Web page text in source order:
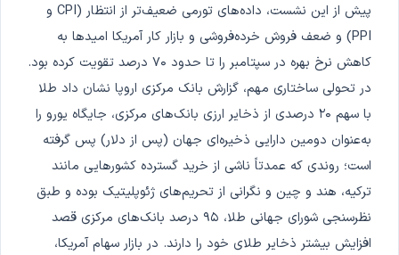
پیش از این نشست، داده‌های تورمی ضعیف‌تر از انتظار (CPI و
PPI) و ضعف فروش خرده‌فروشی و بازار کار آمریکا امیدها به
کاهش نرخ بهره در سپتامبر را تا حدود ۷۰ درصد تقویت کرده بود.
در تحولی ساختاری مهم، گزارش بانک مرکزی اروپا نشان داد طلا
با سهم ۲۰ درصدی از ذخایر ارزی بانک‌های مرکزی، جایگاه یورو را
به‌عنوان دومین دارایی ذخیره‌ای جهان (پس از دلار) پس گرفته
است؛ روندی که عمدتاً ناشی از خرید گسترده کشورهایی مانند
ترکیه، هند و چین و نگرانی از تحریم‌های ژئوپلیتیک بوده و طبق
نظرسنجی شورای جهانی طلا، ۹۵ درصد بانک‌های مرکزی قصد
افزایش بیشتر ذخایر طلای خود را دارند. در بازار سهام آمریکا،